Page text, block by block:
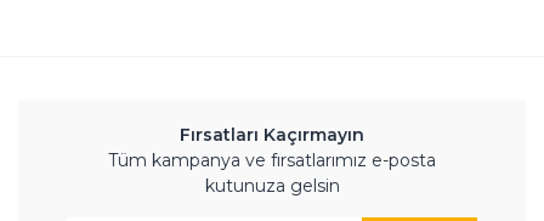
Fırsatları Kaçırmayın
Tüm kampanya ve fırsatlarımız e-posta
kutunuza gelsin